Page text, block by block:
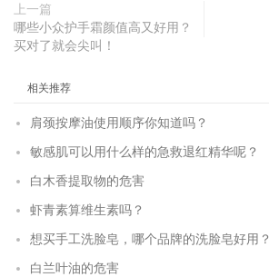
上一篇
哪些小众护手霜颜值高又好用？
买对了就会尖叫！
相关推荐
肩颈按摩油使用顺序你知道吗？
敏感肌可以用什么样的急救退红精华呢？
白木香提取物的危害
虾青素算维生素吗？
想买手工洗脸皂，哪个品牌的洗脸皂好用？
白兰叶油的危害